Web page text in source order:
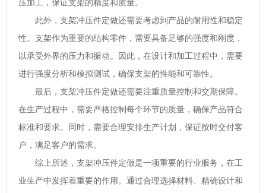
压加工，保证支架的精度和质量。
此外，支架冲压件定做还需要考虑到产品的耐用性和稳定
性。支架作为重要的结构零件，需要具备足够的强度和刚度，
以承受外界的压力和振动。因此，在设计和加工过程中，需要
进行强度分析和模拟测试，确保支架的性能和可靠性。
最后，支架冲压件定做还需要注重质量控制和交期保障。
在生产过程中，需要严格控制每个环节的质量，确保产品符合
标准和要求。同时，需要合理安排生产计划，保证按时交付客
户，满足客户的需求。
综上所述，支架冲压件定做是一项重要的行业服务，在工
业生产中发挥着重要的作用。通过合理选择材料、精确设计和